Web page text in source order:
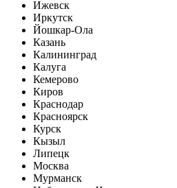
Ижевск
Иркутск
Йошкар-Ола
Казань
Калининград
Калуга
Кемерово
Киров
Краснодар
Красноярск
Курск
Кызыл
Липецк
Москва
Мурманск